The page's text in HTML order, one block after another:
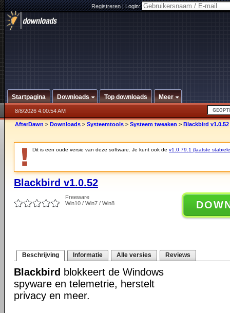
Registreren|Login:
Startpagina Downloads Top downloads Meer
8/8/2026 4:00:54 AM
AfterDawn > Downloads > Systeemtools > Systeem tweaken > Blackbird v1.0.52
Dit is een oude versie van deze software. Je kunt ook de v1.0.79.1 (laatste
Blackbird v1.0.52
Freeware
Win10 / Win7 / Win8
Beschrijving Informatie Alle versies Reviews
Blackbird blokkeert de Windows
spyware en telemetrie, herstelt
privacy en meer.